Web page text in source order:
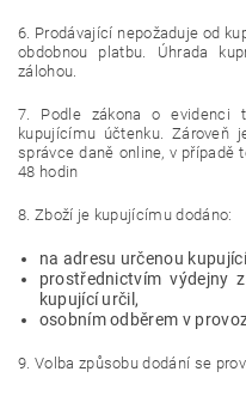
6. Prodávající nepožaduje od
obdobnou platbu. Úhrada
zálohou.
7. Podle zákona o evidenci
kupujícímu účtenku. Zároveň
správce daně online, v případě
48 hodin
8. Zboží je kupujícímu dodáno:
na adresu určenou
prostřednictvím výdejny
kupující určil,
osobním odběrem v
9. Volba způsobu dodání se